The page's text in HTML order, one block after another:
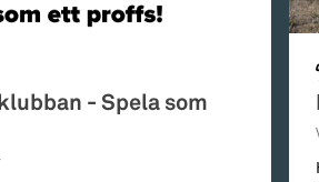
- Spela som